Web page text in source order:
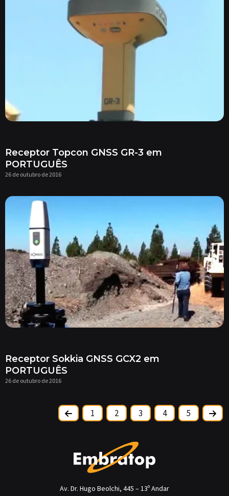
Receptor Topcon GNSS GR-3 em
PORTUGUÊS
26 de outubro de 2016
Receptor Sokkia GNSS GCX2 em
PORTUGUÊS
26 de outubro de 2016
1 2 3 4 5
Av. Dr. Hugo Beolchi, 445 – 13º Andar